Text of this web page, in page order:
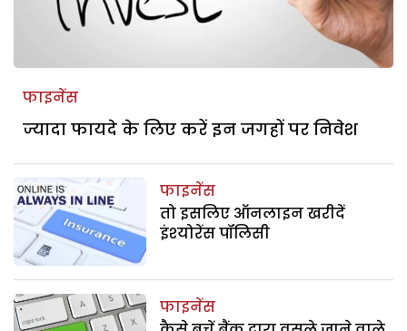
फाइनेंस
ज्यादा फायदे के लिए करें इन जगहों पर निवेश
फाइनेंस
तो इसलिए ऑनलाइन खरीदें
इंश्‍योरेंस पॉलिसी
फाइनेंस